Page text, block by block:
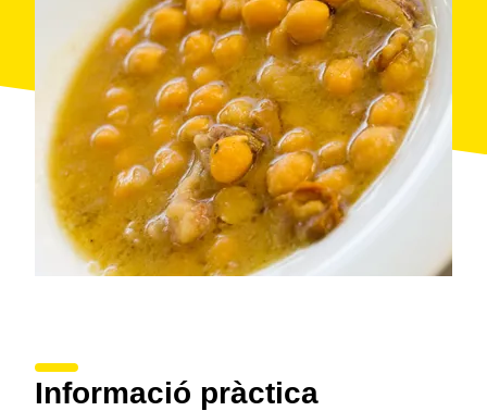
Informació pràctica